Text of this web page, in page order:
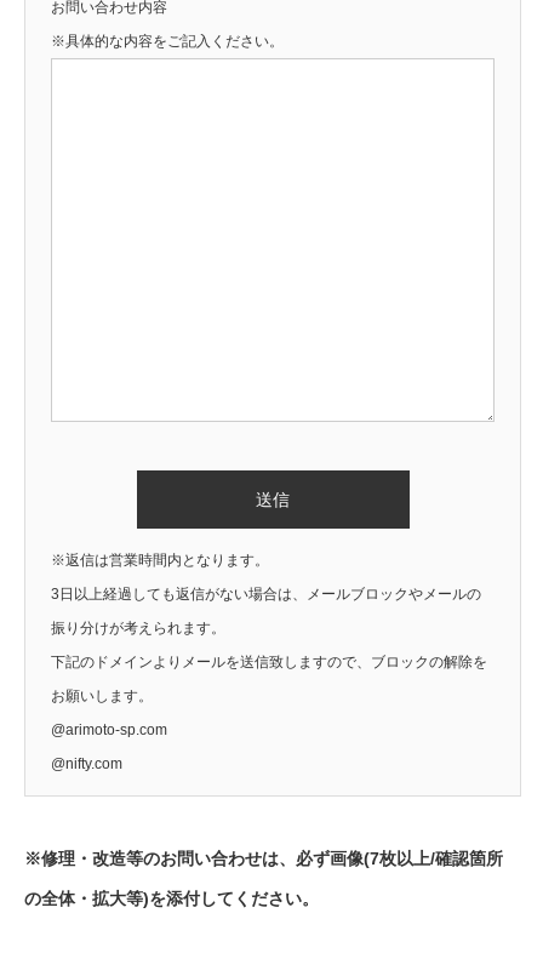
お問い合わせ内容
※具体的な内容をご記入ください。
※返信は営業時間内となります。
3日以上経過しても返信がない場合は、メールブロックやメールの
振り分けが考えられます。
下記のドメインよりメールを送信致しますので、ブロックの解除を
お願いします。
@arimoto-sp.com
@nifty.com
※修理・改造等のお問い合わせは、必ず画像(7枚以上/確認箇所
の全体・拡大等)を添付してください。